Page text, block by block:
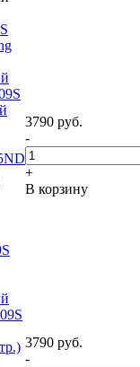
3790 руб.
-
+
В корзину
3790 руб.
-